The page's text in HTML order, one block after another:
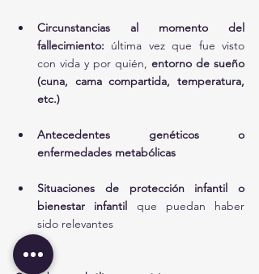
Circunstancias al momento del
fallecimiento: última vez que fue visto
con vida y por quién, entorno de sueño
(cuna, cama compartida, temperatura,
etc.)
Antecedentes genéticos o
enfermedades metabólicas
Situaciones de protección infantil o
bienestar infantil que puedan haber
sido relevantes